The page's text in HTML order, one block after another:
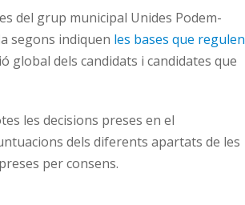
del grup municipal Unides Podem-
segons indiquen les bases que regulen
global dels candidats i candidates que
les decisions preses en el
dels diferents apartats de les
per consens.